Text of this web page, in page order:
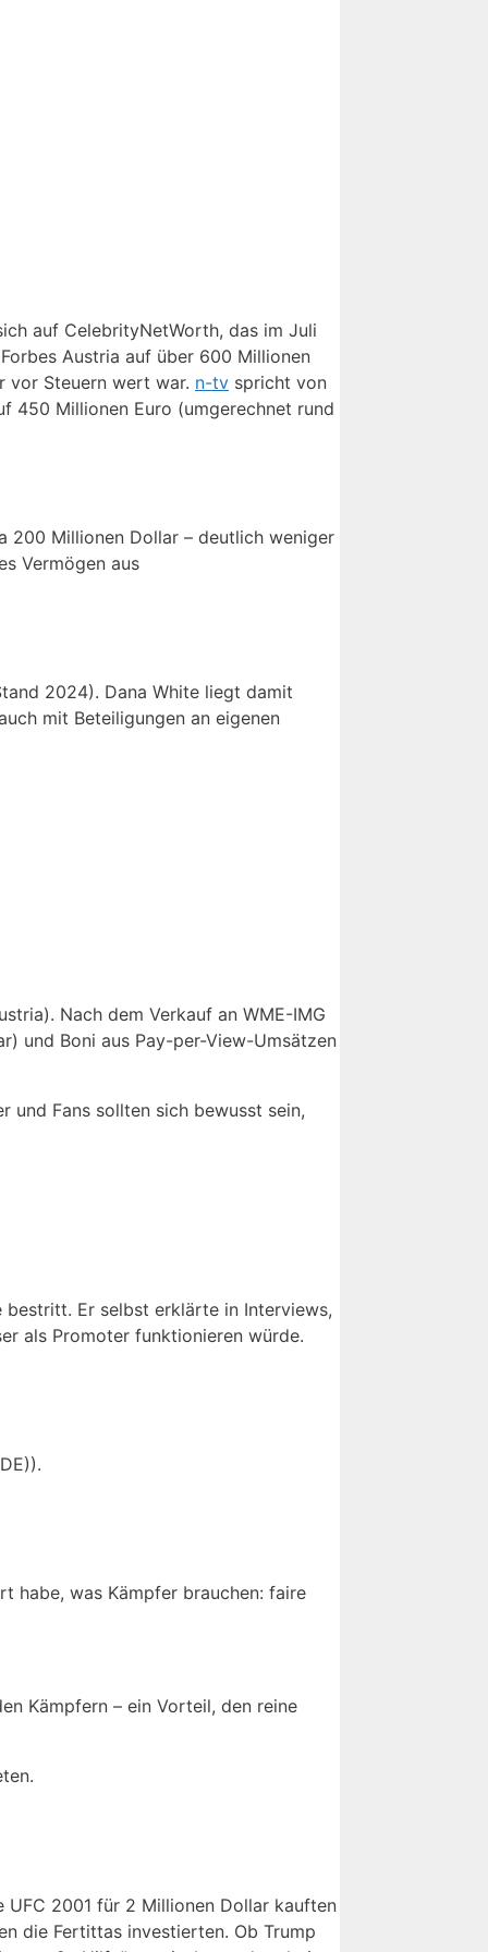
auf CelebrityNetWorth, das im Juli
Austria auf über 600 Millionen
vor Steuern wert war. n-tv spricht von
450 Millionen Euro (umgerechnet rund
200 Millionen Dollar – deutlich weniger
Vermögen aus
2024). Dana White liegt damit
mit Beteiligungen an eigenen
Nach dem Verkauf an WME-IMG
und Boni aus Pay-per-View-Umsätzen
und Fans sollten sich bewusst sein,
Er selbst erklärte in Interviews,
als Promoter funktionieren würde.
habe, was Kämpfer brauchen: faire
Kämpfern – ein Vorteil, den reine
2001 für 2 Millionen Dollar kauften
die Fertittas investierten. Ob Trump